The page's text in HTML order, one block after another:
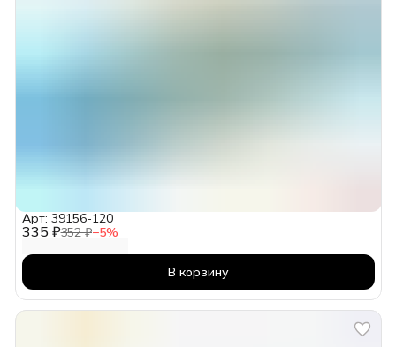
335 ₽352 ₽−5%
Арт: 39156-120
В корзину